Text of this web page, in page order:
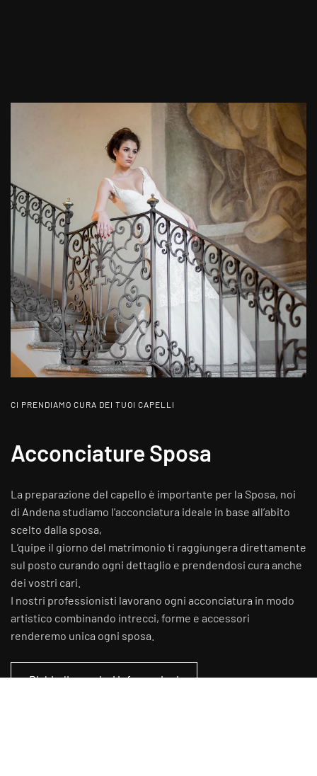
CI PRENDIAMO CURA DEI TUOI CAPELLI
Acconciature Sposa
La preparazione del capello è importante per la Sposa, noi
di Andena studiamo l'acconciatura ideale in base all’abito
scelto dalla sposa,
L’quipe il giorno del matrimonio ti raggiungera direttamente
sul posto curando ogni dettaglio e prendendosi cura anche
dei vostri cari.
I nostri professionisti lavorano ogni acconciatura in modo
artistico combinando intrecci, forme e accessori
renderemo unica ogni sposa.
Richiedi maggiori informazioni